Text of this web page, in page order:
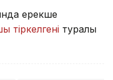
ерекше
тіркелгені туралы